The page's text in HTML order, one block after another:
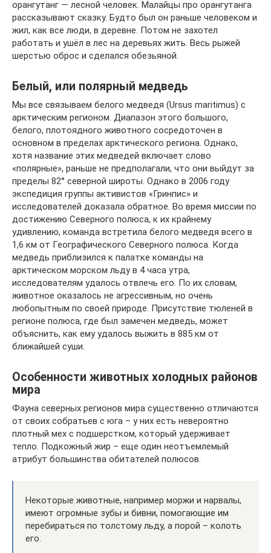
орангутанг — лесной человек. Малайцы про орангутанга
рассказывают сказку. Будто был он раньше человеком и
жил, как все люди, в деревне. Потом не захотел
работать и ушёл в лес на деревьях жить. Весь рыжей
шерстью оброс и сделался обезьяной.
Белый, или полярный медведь
Мы все связываем белого медведя (Ursus maritimus) с
арктическим регионом. Диапазон этого большого,
белого, плотоядного животного сосредоточен в
основном в пределах арктического региона. Однако,
хотя название этих медведей включает слово
«полярные», раньше не предполагали, что они выйдут за
пределы 82° северной широты. Однако в 2006 году
экспедиция группы активистов «Гринпис» и
исследователей доказала обратное. Во время миссии по
достижению Северного полюса, к их крайнему
удивлению, команда встретила белого медведя всего в
1,6 км от Географического Северного полюса. Когда
медведь приблизился к палатке команды на
арктическом морском льду в 4 часа утра,
исследователям удалось отвлечь его. По их словам,
животное оказалось не агрессивным, но очень
любопытным по своей природе. Присутствие тюленей в
регионе полюса, где был замечен медведь, может
объяснить, как ему удалось выжить в 885 км от
ближайшей суши.
Особенности животных холодных районов
мира
Фауна северных регионов мира существенно отличаются
от своих собратьев с юга – у них есть невероятно
плотный мех с подшерстком, который удерживает
тепло. Подкожный жир – еще один неотъемлемый
атрибут большинства обитателей полюсов.
Некоторые животные, например моржи и нарвалы,
имеют огромные зубы и бивни, помогающие им
перебираться по толстому льду, а порой – колоть
его.